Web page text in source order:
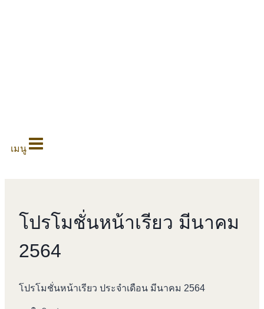
เมนู
โปรโมชั่นหน้าเรียว มีนาคม
2564
โปรโมชั่นหน้าเรียว ประจำเดือน มีนาคม 2564